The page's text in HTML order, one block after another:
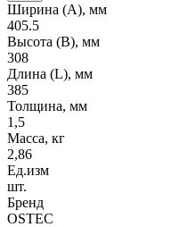
Ширина (А), мм
405.5
Высота (В), мм
308
Длина (L), мм
385
Толщина, мм
1,5
Масса, кг
2,86
Ед.изм
шт.
Бренд
OSTEC